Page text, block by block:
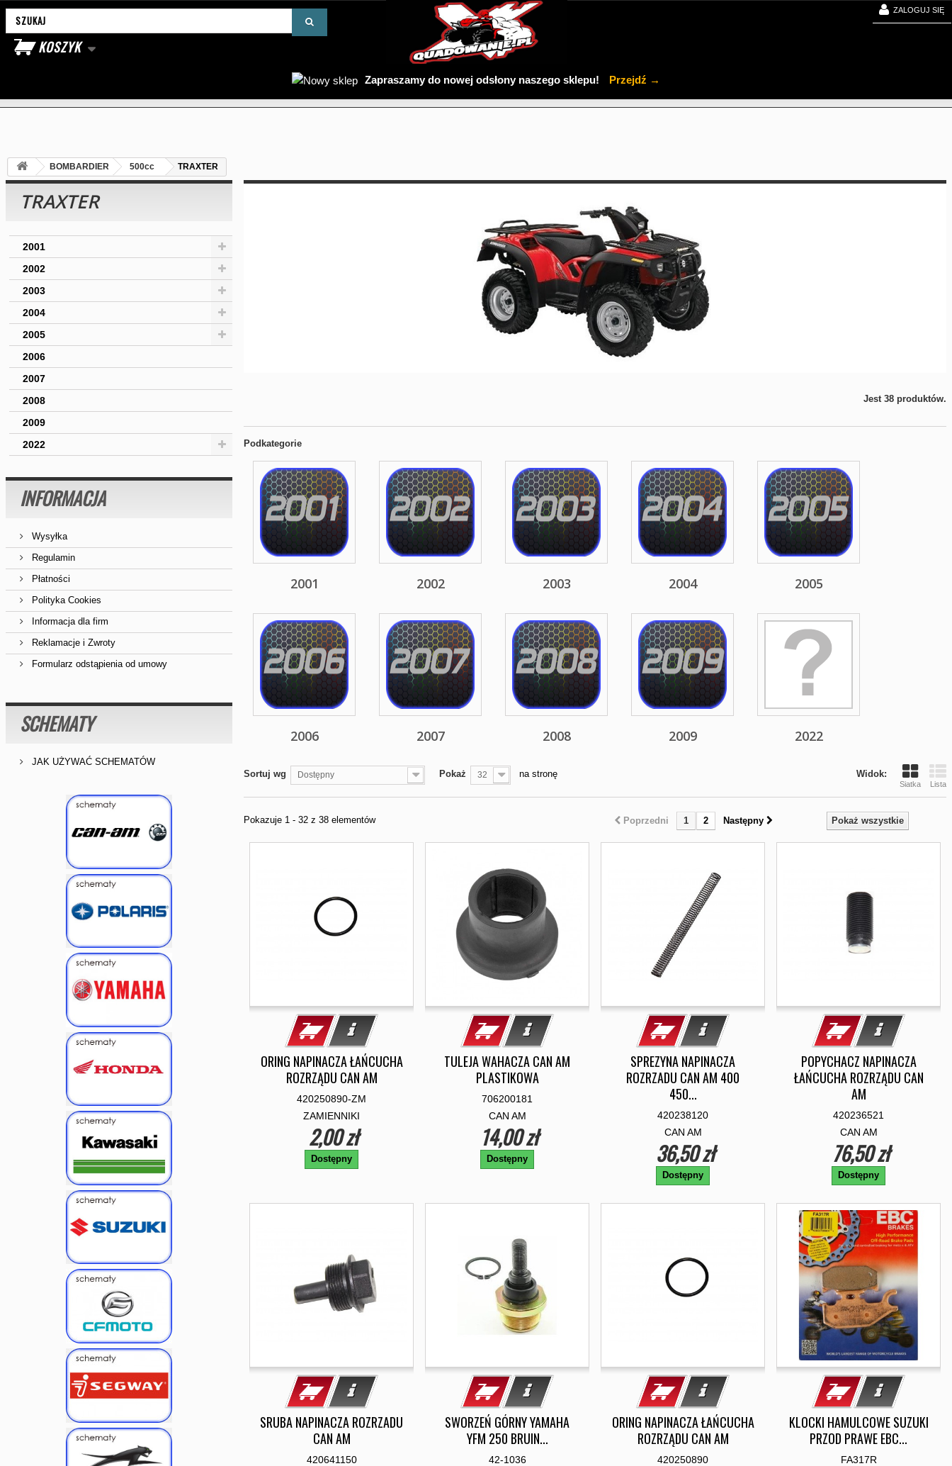
ZALOGUJ SIĘ
Zapraszamy do nowej odsłony naszego sklepu! Przejdź →
KOSZYK
Wyszukaj produkt
BOMBARDIER 500cc TRAXTER
TRAXTER
2001
2002
2003
2004
2005
2006
2007
2008
2009
2022
INFORMACJA
Wysyłka
Regulamin
Płatności
Polityka Cookies
Informacja dla firm
Reklamacje i Zwroty
Formularz odstąpienia od umowy
SCHEMATY
JAK UŻYWAĆ SCHEMATÓW
Jest 38 produktów.
Podkategorie
2001 2002 2003 2004 2005
2006 2007 2008 2009 2022
Widok:
Siatka Lista
Sortuj wg Dostępny Pokaż 32 na stronę
Pokaż wszystkie
Poprzedni 1 2 Następny
Pokazuje 1 - 32 z 38 elementów
ORING NAPINACZA ŁAŃCUCHA
ROZRZĄDU CAN AM
420250890-ZM
ZAMIENNIKI
2,00 zł
Dostępny
TULEJA WAHACZA CAN AM
PLASTIKOWA
706200181
CAN AM
14,00 zł
Dostępny
SPREZYNA NAPINACZA
ROZRZADU CAN AM 400
450...
420238120
CAN AM
36,50 zł
Dostępny
POPYCHACZ NAPINACZA
ŁAŃCUCHA ROZRZĄDU CAN
AM
420236521
CAN AM
76,50 zł
Dostępny
SRUBA NAPINACZA ROZRZADU
CAN AM
420641150
SWORZEŃ GÓRNY YAMAHA
YFM 250 BRUIN...
42-1036
ORING NAPINACZA ŁAŃCUCHA
ROZRZĄDU CAN AM
420250890
KLOCKI HAMULCOWE SUZUKI
PRZOD PRAWE EBC...
FA317R